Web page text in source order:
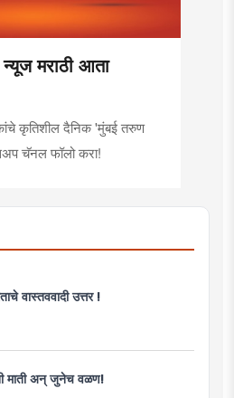
मराठी आता
कृतिशील दैनिक 'मुंबई तरुण
चॅनल फॉलो करा!
वास्तववादी उत्तर !
माती अन् जुनेच वळण!